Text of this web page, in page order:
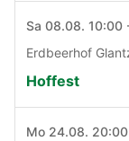
Sa 08.08. 10:00
Erdbeerhof
Hoffest
Mo 24.08. 20:00